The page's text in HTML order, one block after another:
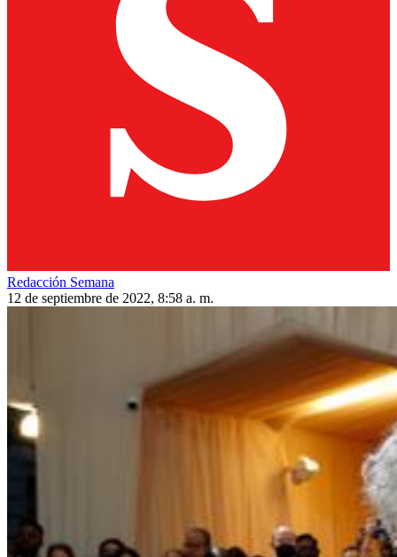
Redacción Semana
12 de septiembre de 2022, 8:58 a. m.